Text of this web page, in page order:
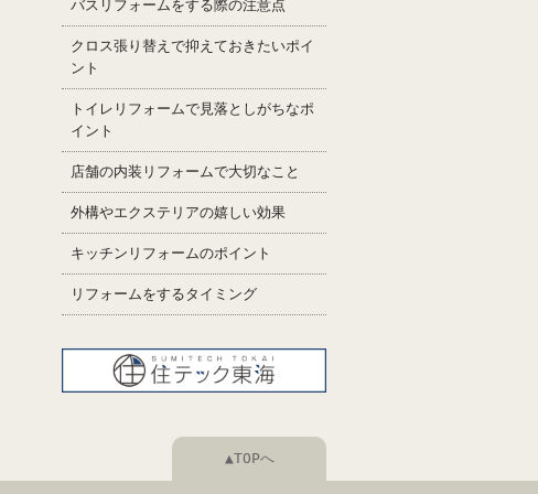
バスリフォームをする際の注意点
クロス張り替えで抑えておきたいポイ
ント
トイレリフォームで見落としがちなポ
イント
店舗の内装リフォームで大切なこと
外構やエクステリアの嬉しい効果
キッチンリフォームのポイント
リフォームをするタイミング
▲TOPへ